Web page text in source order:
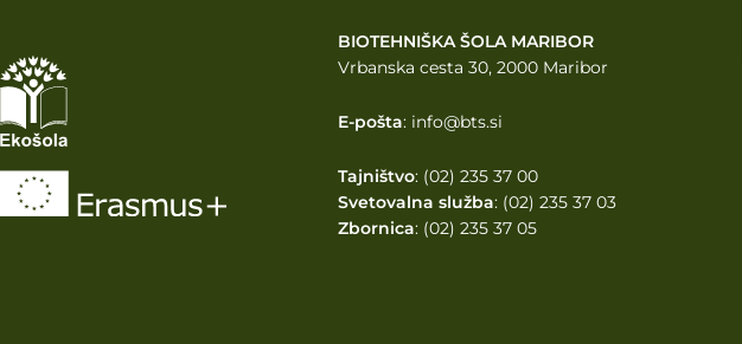
BIOTEHNIŠKA ŠOLA MARIBOR
Vrbanska cesta 30, 2000 Maribor
E-pošta: info@bts.si
Tajništvo: (02) 235 37 00
Svetovalna služba: (02) 235 37 03
Zbornica: (02) 235 37 05